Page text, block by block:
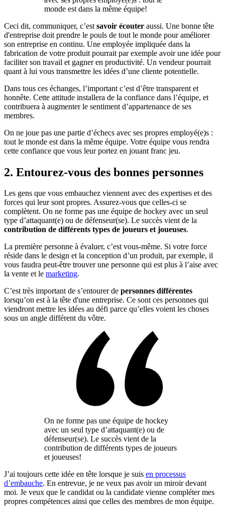
monde est dans la même équipe!
Ceci dit, communiquer, c’est savoir écouter aussi. Une bonne tête
d'entreprise doit prendre le pouls de tout le monde pour améliorer
son entreprise en continu. Une employée impliquée dans la
fabrication de votre produit pourrait par exemple avoir une idée pour
faciliter son travail et gagner en productivité. Un vendeur pourrait
quant à lui vous transmettre les idées d’une cliente potentielle.
Dans tous ces échanges, l’important c’est d’être transparent et
honnête. Cette attitude installera de la confiance dans l’équipe, et
contribuera à augmenter le sentiment d’appartenance de ses
membres.
On ne joue pas une partie d’échecs avec ses propres employé(e)s :
tout le monde est dans la même équipe. Votre équipe vous rendra
cette confiance que vous leur portez en jouant franc jeu.
2. Entourez-vous des bonnes personnes
Les gens que vous embauchez viennent avec des expertises et des
forces qui leur sont propres. Assurez-vous que celles-ci se
complètent. On ne forme pas une équipe de hockey avec un seul
type d’attaquant(e) ou de défenseur(se). Le succès vient de la
contribution de différents types de joueurs et joueuses.
La première personne à évaluer, c’est vous-même. Si votre force
réside dans le design et la conception d’un produit, par exemple, il
vous faudra peut-être trouver une personne qui est plus à l’aise avec
la vente et le marketing.
C’est très important de s’entourer de personnes différentes
lorsqu’on est à la tête d'une entreprise. Ce sont ces personnes qui
viendront mettre les idées au défi parce qu’elles voient les choses
sous un angle différent du vôtre.
On ne forme pas une équipe de hockey
avec un seul type d’attaquant(e) ou de
défenseur(se). Le succès vient de la
contribution de différents types de joueurs
et joueuses!
J’ai toujours cette idée en tête lorsque je suis en processus
d’embauche. En entrevue, je ne veux pas avoir un miroir devant
moi. Je veux que le candidat ou la candidate vienne compléter mes
propres compétences ainsi que celles des membres de mon équipe.